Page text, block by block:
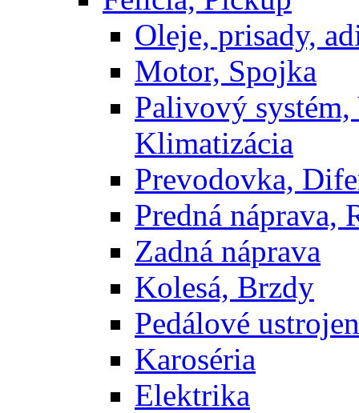
Oleje, prisady,
Motor, Spojka
Palivový
Klimatizácia
Prevodovka,
Predná náprava,
Zadná náprava
Kolesá, Brzdy
Pedálové
Karoséria
Elektrika